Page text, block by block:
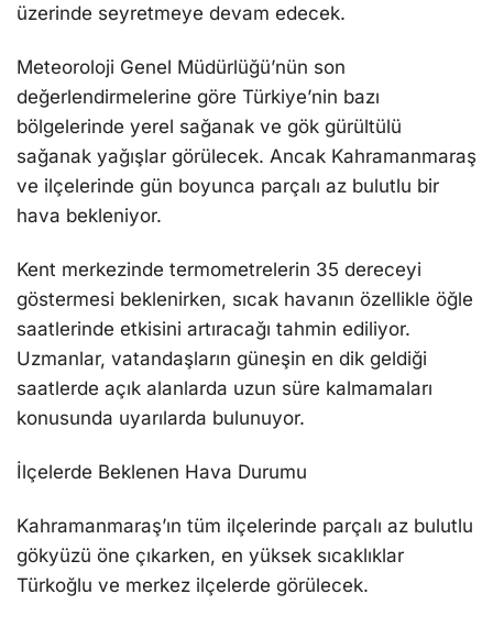
üzerinde seyretmeye devam edecek.
Meteoroloji Genel Müdürlüğü’nün son
değerlendirmelerine göre Türkiye’nin bazı
bölgelerinde yerel sağanak ve gök gürültülü
sağanak yağışlar görülecek. Ancak Kahramanmaraş
ve ilçelerinde gün boyunca parçalı az bulutlu bir
hava bekleniyor.
Kent merkezinde termometrelerin 35 dereceyi
göstermesi beklenirken, sıcak havanın özellikle öğle
saatlerinde etkisini artıracağı tahmin ediliyor.
Uzmanlar, vatandaşların güneşin en dik geldiği
saatlerde açık alanlarda uzun süre kalmamaları
konusunda uyarılarda bulunuyor.
İlçelerde Beklenen Hava Durumu
Kahramanmaraş’ın tüm ilçelerinde parçalı az bulutlu
gökyüzü öne çıkarken, en yüksek sıcaklıklar
Türkoğlu ve merkez ilçelerde görülecek.